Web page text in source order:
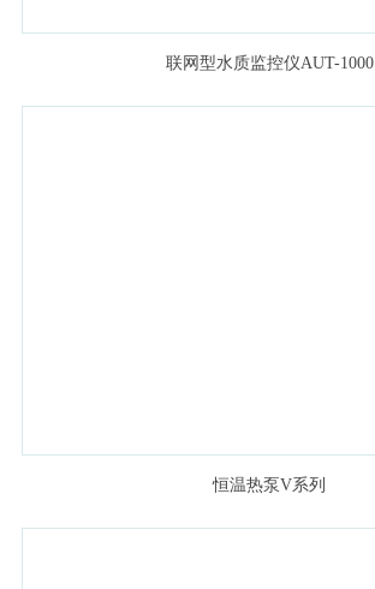
联网型水质监控仪AUT-1000
恒温热泵V系列